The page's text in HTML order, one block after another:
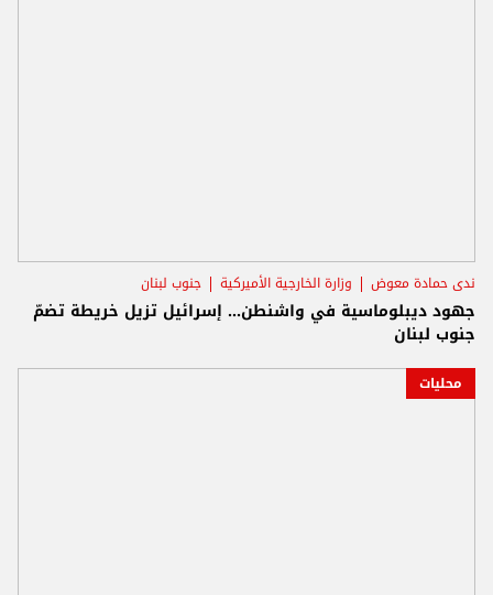
ندى حمادة معوض وزارة الخارجية الأميركية جنوب لبنان
جهود ديبلوماسية في واشنطن... إسرائيل تزيل خريطة تضمّ
جنوب لبنان
محليات